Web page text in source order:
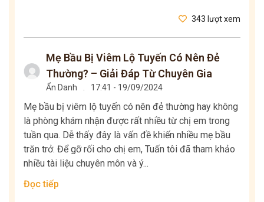
343 lượt xem
Mẹ Bầu Bị Viêm Lộ Tuyến Có Nên Đẻ
Thường? – Giải Đáp Từ Chuyên Gia
Ẩn Danh 17:41 - 19/09/2024
Mẹ bầu bị viêm lộ tuyến có nên đẻ thường hay không
là phòng khám nhận được rất nhiều từ chị em trong
tuần qua. Dễ thấy đây là vấn đề khiến nhiều mẹ bầu
trăn trở. Để gỡ rối cho chị em, Tuấn tôi đã tham khảo
nhiều tài liệu chuyên môn và ý...
Đọc tiếp